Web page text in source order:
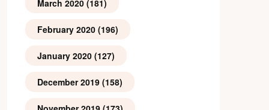
March 2020(181)
February 2020(196)
January 2020(127)
December 2019(158)